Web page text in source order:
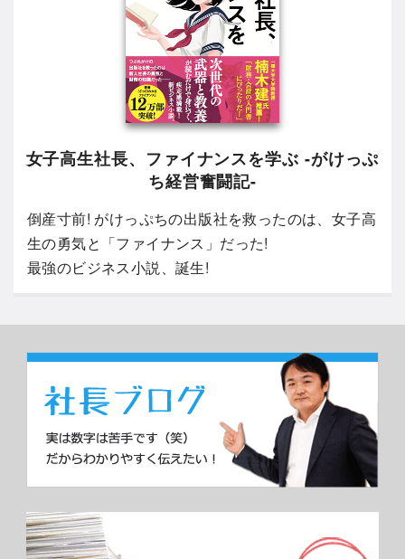
女子高生社長、ファイナンスを学ぶ -がけっぷ
ち経営奮闘記-
倒産寸前! がけっぷちの出版社を救ったのは、女子高
生の勇気と「ファイナンス」だった!
最強のビジネス小説、誕生!